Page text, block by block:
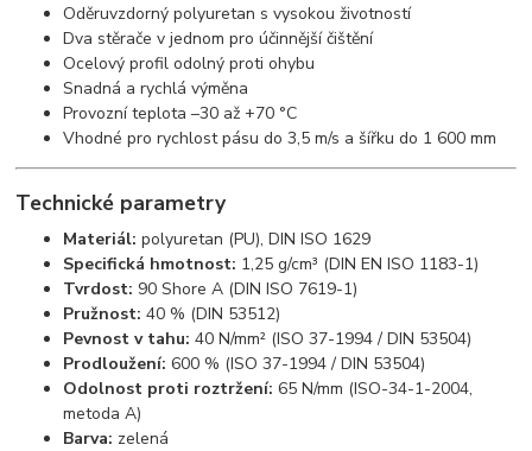
Oděruvzdorný polyuretan s vysokou životností
Dva stěrače v jednom pro účinnější čištění
Ocelový profil odolný proti ohybu
Snadná a rychlá výměna
Provozní teplota –30 až +70 °C
Vhodné pro rychlost pásu do 3,5 m/s a šířku do 1 600 mm
Technické parametry
Materiál: polyuretan (PU), DIN ISO 1629
Specifická hmotnost: 1,25 g/cm³ (DIN EN ISO 1183-1)
Tvrdost: 90 Shore A (DIN ISO 7619-1)
Pružnost: 40 % (DIN 53512)
Pevnost v tahu: 40 N/mm² (ISO 37-1994 / DIN 53504)
Prodloužení: 600 % (ISO 37-1994 / DIN 53504)
Odolnost proti roztržení: 65 N/mm (ISO-34-1-2004,
metoda A)
Barva: zelená